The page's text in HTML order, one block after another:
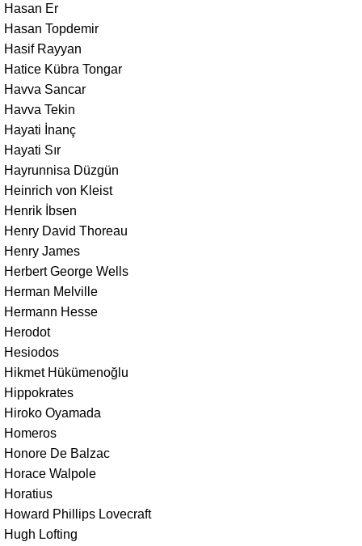
Hasan Er
Hasan Topdemir
Hasif Rayyan
Hatice Kübra Tongar
Havva Sancar
Havva Tekin
Hayati İnanç
Hayati Sır
Hayrunnisa Düzgün
Heinrich von Kleist
Henrik İbsen
Henry David Thoreau
Henry James
Herbert George Wells
Herman Melville
Hermann Hesse
Herodot
Hesiodos
Hikmet Hükümenoğlu
Hippokrates
Hiroko Oyamada
Homeros
Honore De Balzac
Horace Walpole
Horatius
Howard Phillips Lovecraft
Hugh Lofting